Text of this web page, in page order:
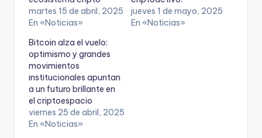
martes 15 de abril, 2025
En «Noticias»
jueves 1 de mayo, 2025
En «Noticias»
Bitcoin alza el vuelo:
optimismo y grandes
movimientos
institucionales apuntan
a un futuro brillante en
el criptoespacio
viernes 25 de abril, 2025
En «Noticias»